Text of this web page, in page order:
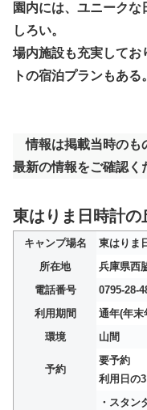
園内には、ユニークな
しろい。
場内施設も充実してお
トの宿泊プランもある。
情報は掲載当時のも
最新の情報をご確認く
東はりま日時計の
キャンプ場名
東はりま
所在地
兵庫県西
電話番号
0795-28-
利用期間
通年(年末
環境
山間
予約
要予約
利用日の
・スタン